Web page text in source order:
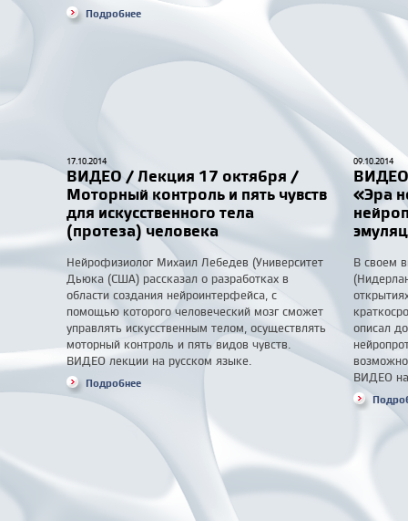
Подробнее
17.10.2014
ВИДЕО / Лекция 17 октября /
Моторный контроль и пять чувств
для искусственного тела
(протеза) человека
Нейрофизиолог Михаил Лебедев (Университет
Дьюка (США) рассказал о разработках в
области создания нейроинтерфейса, с
помощью которого человеческий мозг сможет
управлять искусственным телом, осуществлять
моторный контроль и пять видов чувств.
ВИДЕО лекции на русском языке.
Подробнее
09.10.2014
ВИДЕО
«Эра
В своем
описал
ВИДЕО